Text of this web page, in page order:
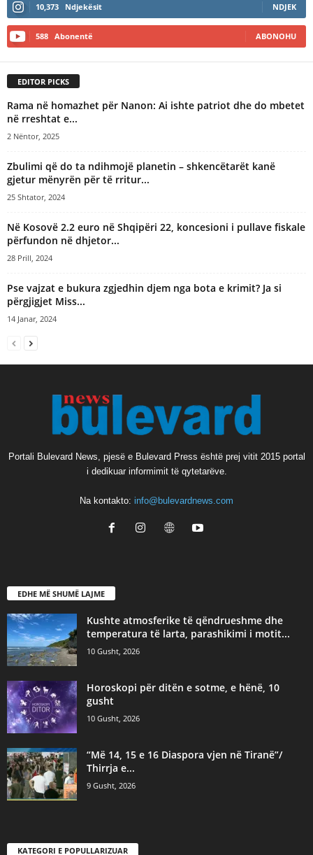
n
a
:
10,373 Ndjekësit NDJEK
588 Abonentë ABONOHU
EDITOR PICKS
Rama në homazhet për Nanon: Ai ishte patriot dhe do mbetet
në rreshtat e...
2 Nëntor, 2025
Zbulimi që do ta ndihmojë planetin – shkencëtarët kanë
gjetur mënyrën për të rritur...
25 Shtator, 2024
Në Kosovë 2.2 euro në Shqipëri 22, koncesioni i pullave fiskale
përfundon në dhjetor...
28 Prill, 2024
Pse vajzat e bukura zgjedhin djem nga bota e krimit? Ja si
përgjigjet Miss...
14 Janar, 2024
Portali Bulevard News, pjesë e Bulevard Press është prej vitit 2015 portal
i dedikuar informimit të qytetarëve.
Na kontakto: info@bulevardnews.com
EDHE MË SHUMË LAJME
Kushte atmosferike të qëndrueshme dhe
temperatura të larta, parashikimi i motit...
10 Gusht, 2026
Horoskopi për ditën e sotme, e hënë, 10
gusht
10 Gusht, 2026
“Më 14, 15 e 16 Diaspora vjen në Tiranë”/
Thirrja e...
9 Gusht, 2026
KATEGORI E POPULLARIZUAR